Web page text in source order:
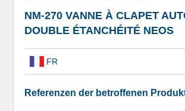
NM-270 VANNE À CLAPET
DOUBLE ÉTANCHÉITÉ NEOS
FR
Referenzen der betroffenen